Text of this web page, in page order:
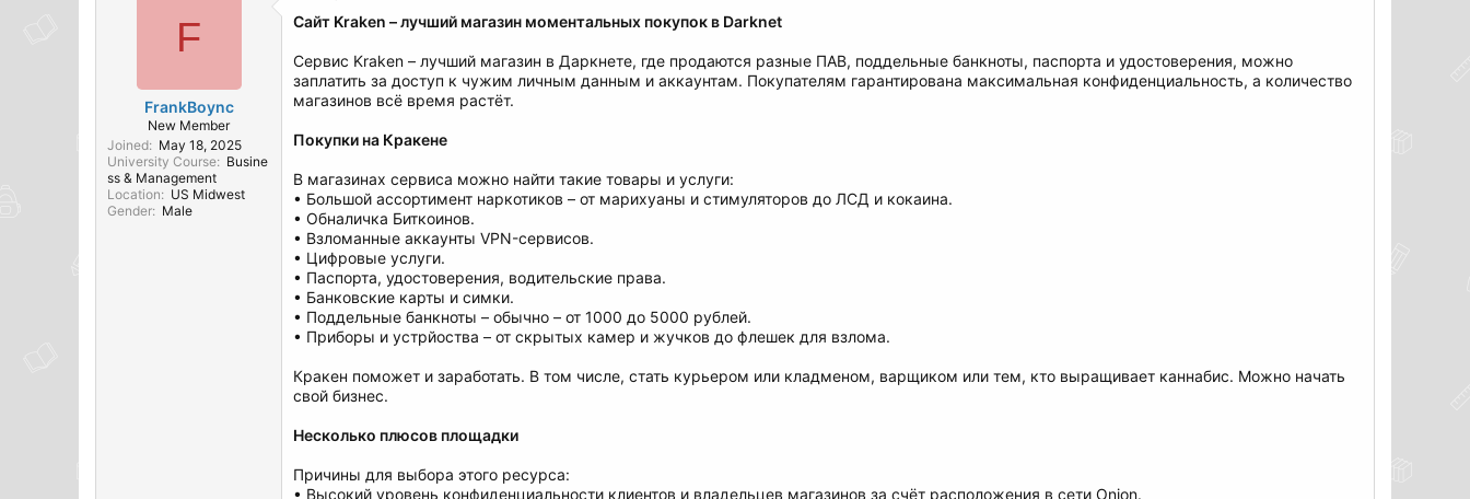
F
FrankBoync
New Member
Joined
May 18, 2025
University Course
Busine
ss & Management
Location
US Midwest
Gender
Male
Сайт Kraken – лучший магазин моментальных покупок в Darknet
Сервис Kraken – лучший магазин в Даркнете, где продаются разные ПАВ, поддельные банкноты, паспорта и удостоверения, можно
заплатить за доступ к чужим личным данным и аккаунтам. Покупателям гарантирована максимальная конфиденциальность, а количество
магазинов всё время растёт.
Покупки на Кракене
В магазинах сервиса можно найти такие товары и услуги:
• Большой ассортимент наркотиков – от марихуаны и стимуляторов до ЛСД и кокаина.
• Обналичка Биткоинов.
• Взломанные аккаунты VPN-сервисов.
• Цифровые услуги.
• Паспорта, удостоверения, водительские права.
• Банковские карты и симки.
• Поддельные банкноты – обычно – от 1000 до 5000 рублей.
• Приборы и устрйоства – от скрытых камер и жучков до флешек для взлома.
Кракен поможет и заработать. В том числе, стать курьером или кладменом, варщиком или тем, кто выращивает каннабис. Можно начать
свой бизнес.
Несколько плюсов площадки
Причины для выбора этого ресурса:
• Высокий уровень конфиденциальности клиентов и владельцев магазинов за счёт расположения в сети Onion.